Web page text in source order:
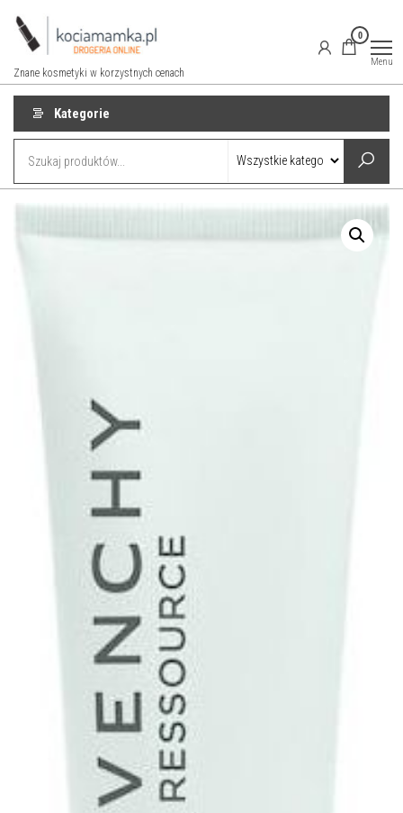
Przejdź
Znane kosmetyki w korzystnych cenach
0
Menu
Kategorie